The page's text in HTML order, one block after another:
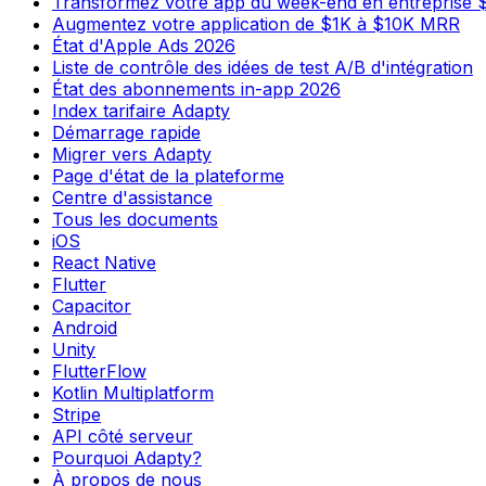
Augmentez votre application de $1K à $10K MRR
État d'Apple Ads 2026
Liste de contrôle des idées de test A/B d'intégration
État des abonnements in-app 2026
Index tarifaire Adapty
Démarrage rapide
Migrer vers Adapty
Page d'état de la plateforme
Centre d'assistance
Tous les documents
iOS
React Native
Flutter
Capacitor
Android
Unity
FlutterFlow
Kotlin Multiplatform
Stripe
API côté serveur
Pourquoi Adapty?
À propos de nous